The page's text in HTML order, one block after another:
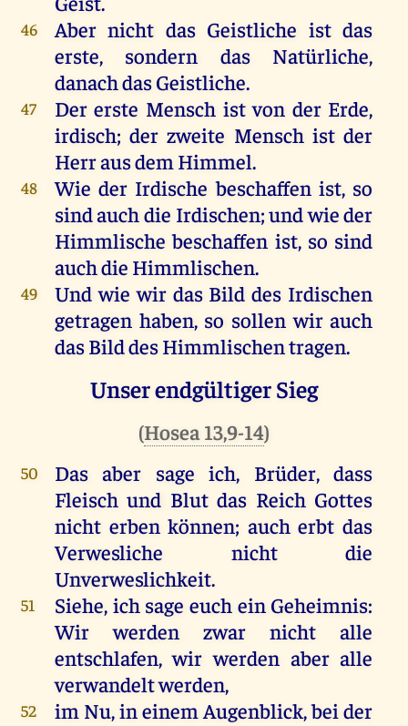
46 Aber nicht das Geistliche ist das
erste, sondern das Natürliche,
danachdasGeistliche.
47 Der erste Mensch ist von der Erde,
irdisch;der zweite Mensch ist der
Herrausdem Himmel.
48 Wie der Irdische beschaffen ist, so
sindauchdie Irdischen;undwieder
Himmlische beschaffen ist, so sind
auchdie Himmlischen.
49 Und wie wir das Bild des Irdischen
getragen haben, so sollen wir auch
dasBilddesHimmlischentragen.
Unser endgültiger Sieg
(Hosea 13,9-14)
50 Das aber sage ich, Brüder, dass
Fleisch und Blut das Reich Gottes
nicht erben können; aucherbtdas
Verwesliche
nicht
die
Unverweslichkeit.
51 Siehe, ich sage euch ein Geheimnis:
Wir
werden zwar nicht
alle
entschlafen,wir werden aber alle
verwandeltwerden,
52 im Nu,ineinem Augenblick,bei der